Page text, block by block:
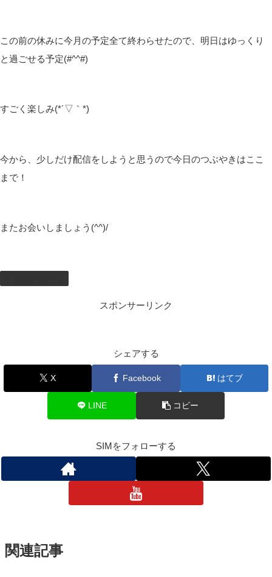
この前の休みに今月の予定全て終わらせたので、明日はゆっくり
と過ごせる予定(#^^#)
すごく楽しみ(*´▽｀*)
今から、少しだけ配信をしようと思うので今日のつぶやきはここ
まで！
またお会いしましょう(^^)/
スポンサーリンク
シェアする
X Facebook はてブ
LINE コピー
SIMをフォローする
関連記事